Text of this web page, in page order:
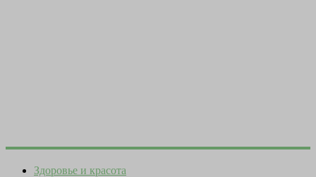
Здоровье и красота